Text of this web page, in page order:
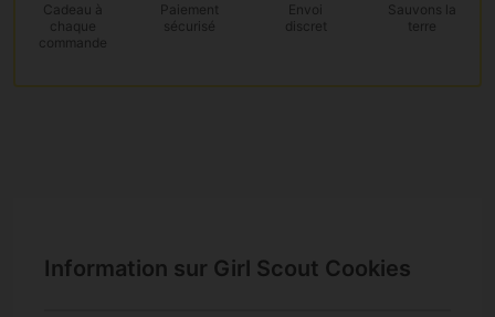
Cadeau à
chaque
commande
Paiement
sécurisé
Envoi
discret
Sauvons la
terre
Information sur Girl Scout Cookies